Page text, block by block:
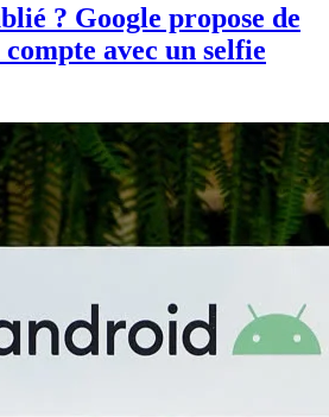
? Google propose de
avec un selfie